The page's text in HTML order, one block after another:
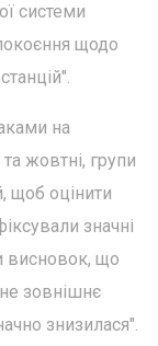
системи
щодо
на
жовтні, групи
щоб оцінити
значні
висновок, що
зовнішнє
знизилася".